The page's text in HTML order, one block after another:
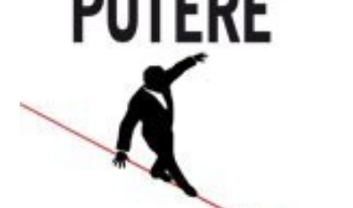
Case editrici
Tabù Festival 2014
A Tutto Volume
Salone di Torino